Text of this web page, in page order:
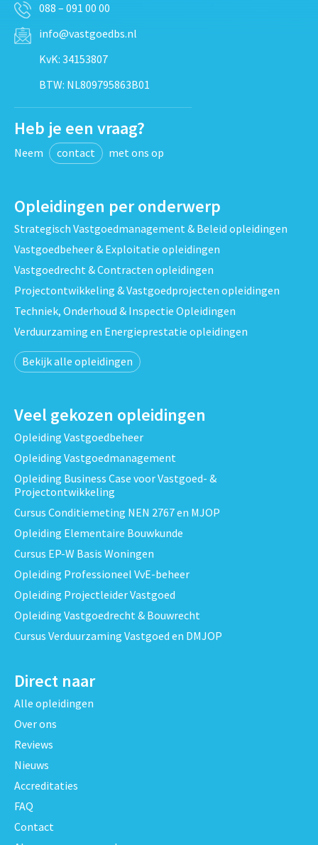
088 – 091 00 00
info@vastgoedbs.nl
KvK: 34153807
BTW: NL809795863B01
Heb je een vraag?
Neem contact met ons op
Opleidingen per onderwerp
Strategisch Vastgoedmanagement & Beleid opleidingen
Vastgoedbeheer & Exploitatie opleidingen
Vastgoedrecht & Contracten opleidingen
Projectontwikkeling & Vastgoedprojecten opleidingen
Techniek, Onderhoud & Inspectie Opleidingen
Verduurzaming en Energieprestatie opleidingen
Bekijk alle opleidingen
Veel gekozen opleidingen
Opleiding Vastgoedbeheer
Opleiding Vastgoedmanagement
Opleiding Business Case voor Vastgoed- &
Projectontwikkeling
Cursus Conditiemeting NEN 2767 en MJOP
Opleiding Elementaire Bouwkunde
Cursus EP-W Basis Woningen
Opleiding Professioneel VvE-beheer
Opleiding Projectleider Vastgoed
Opleiding Vastgoedrecht & Bouwrecht
Cursus Verduurzaming Vastgoed en DMJOP
Direct naar
Alle opleidingen
Over ons
Reviews
Nieuws
Accreditaties
FAQ
Contact